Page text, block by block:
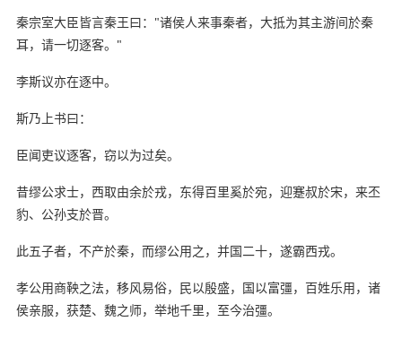
秦宗室大臣皆言秦王曰："诸侯人来事秦者，大抵为其主游间於秦
耳，请一切逐客。"
李斯议亦在逐中。
斯乃上书曰：
臣闻吏议逐客，窃以为过矣。
昔缪公求士，西取由余於戎，东得百里奚於宛，迎蹇叔於宋，来丕
豹、公孙支於晋。
此五子者，不产於秦，而缪公用之，并国二十，遂霸西戎。
孝公用商鞅之法，移风易俗，民以殷盛，国以富彊，百姓乐用，诸
侯亲服，获楚、魏之师，举地千里，至今治彊。